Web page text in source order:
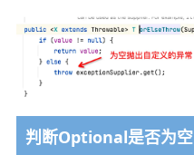
判断Optional是否为空